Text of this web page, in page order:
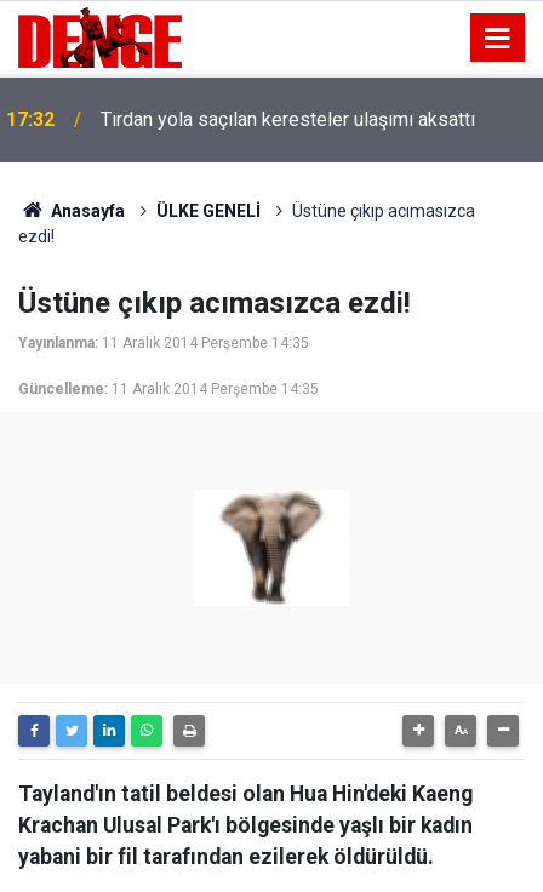
17:32 Tırdan yola saçılan keresteler ulaşımı aksattı
Anasayfa ÜLKE GENELİ
Üstüne çıkıp acımasızca
ezdi!
Üstüne çıkıp acımasızca ezdi!
Yayınlanma: 11 Aralık 2014 Perşembe 14:35
Güncelleme: 11 Aralık 2014 Perşembe 14:35
Tayland'ın tatil beldesi olan Hua Hin'deki Kaeng
Krachan Ulusal Park'ı bölgesinde yaşlı bir kadın
yabani bir fil tarafından ezilerek öldürüldü.